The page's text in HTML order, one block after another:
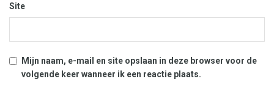
Site
Mijn naam, e-mail en site opslaan in deze browser voor de
volgende keer wanneer ik een reactie plaats.